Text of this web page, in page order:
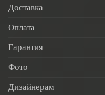
Доставка
Оплата
Гарантия
Фото
Дизайнерам